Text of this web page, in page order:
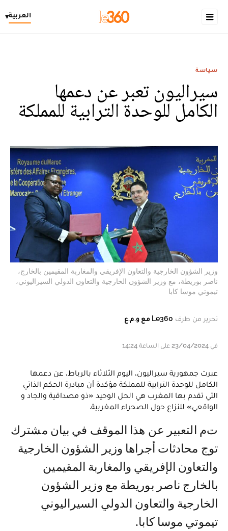
العربية▾
سياسة
سيراليون تعبر عن دعمها
الكامل للوحدة الترابية للمملكة
وزير الشؤون الخارجية والتعاون الإفريقي والمغاربة المقيمين بالخارج،
ناصر بوريطة، مع وزير الشؤون الخارجية والتعاون الدولي السيراليوني،
تيموتي موسا كابا
تحرير من طرف Le360 مع و.م.ع
في 23/04/2024 على الساعة 14:24
عبرت جمهورية سيراليون، اليوم الثلاثاء بالرباط، عن دعمها
الكامل للوحدة الترابية للمملكة مؤكدة أن مبادرة الحكم الذاتي
التي تقدم بها المغرب هي الحل الوحيد «ذو مصداقية والجاد و
الواقعي» للنزاع حول الصحراء المغربية.
تم التعبير عن هذا الموقف في بيان مشترك
توج محادثات أجراها وزير الشؤون الخارجية
والتعاون الإفريقي والمغاربة المقيمين
بالخارج ناصر بوريطة مع وزير الشؤون
الخارجية والتعاون الدولي السيراليوني
تيموتي موسا كابا.